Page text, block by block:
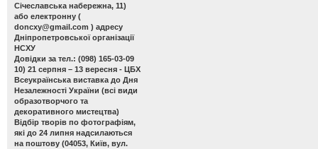
Січеславська набережна, 11)
або електронну (
doncxy@gmail.com ) адресу
Дніпропетровської організації
НСХУ
Довідки за тел.: (098) 165-03-09
10) 21 серпня – 13 вересня - ЦБХ
Всеукраїнська виставка до Дня
Незалежності України (всі види
образотворчого та
декоративного мистецтва)
Відбір творів по фотографіям,
які до 24 липня надсилаються
на поштову (04053, Київ, вул.